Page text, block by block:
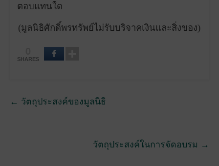
ตอบแทนใด
(มูลนิธิศักดิ์พรทรัพย์ไม่รับบริจาคเงินและสิ่งของ)
SHARES
← วัตถุประสงค์ของมูลนิธิ
วัตถุประสงค์ในการจัดอบรม →